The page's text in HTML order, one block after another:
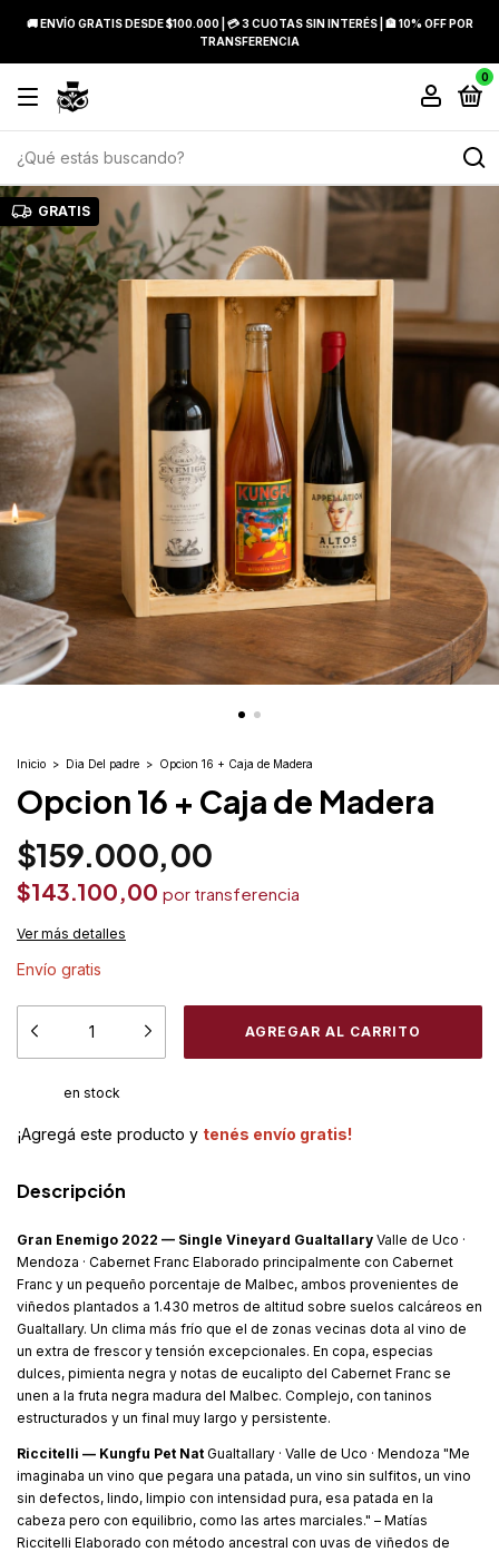
🚚 ENVÍO GRATIS DESDE $100.000 | 💳 3 CUOTAS SIN INTERÉS | 🏦 10% OFF POR
TRANSFERENCIA
0
GRATIS
Inicio > Dia Del padre > Opcion 16 + Caja de Madera
Opcion 16 + Caja de Madera
$159.000,00
$143.100,00
Ver más detalles
Envío gratis
en stock
¡Agregá este producto y tenés envío gratis!
Descripción
Gran Enemigo 2022 — Single Vineyard Gualtallary Valle de Uco ·
Mendoza · Cabernet Franc Elaborado principalmente con Cabernet
Franc y un pequeño porcentaje de Malbec, ambos provenientes de
viñedos plantados a 1.430 metros de altitud sobre suelos calcáreos en
Gualtallary. Un clima más frío que el de zonas vecinas dota al vino de
un extra de frescor y tensión excepcionales. En copa, especias
dulces, pimienta negra y notas de eucalipto del Cabernet Franc se
unen a la fruta negra madura del Malbec. Complejo, con taninos
estructurados y un final muy largo y persistente.
Riccitelli — Kungfu Pet NatGualtallary · Valle de Uco · Mendoza "Me
imaginaba un vino que pegara una patada, un vino sin sulfitos, un vino
sin defectos, lindo, limpio con intensidad pura, esa patada en la
cabeza pero con equilibrio, como las artes marciales." – Matías
Riccitelli Elaborado con método ancestral con uvas de viñedos de